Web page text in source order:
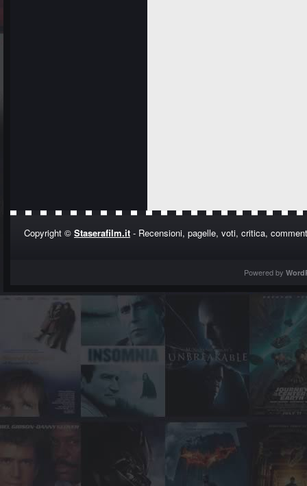
Copyright © Staserafilm.it - Recensioni, pagelle, voti, critica,
Powered by